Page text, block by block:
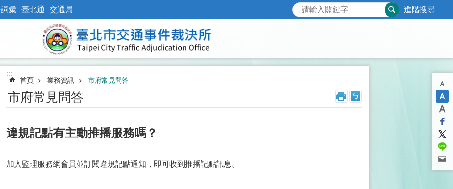
彙 臺北通 交通局 進階搜尋
:::
首頁 業務資訊 市府常見問答
市府常見問答
違規記點有主動推播服務嗎？
加入監理服務網會員並訂閱違規記點通知，即可收到推播記點訊息。